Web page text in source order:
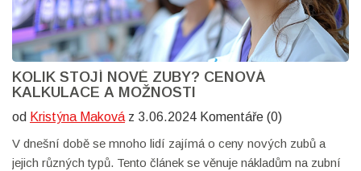
KOLIK STOJÍ NOVÉ ZUBY? CENOVÁ
KALKULACE A MOŽNOSTI
od Kristýna Maková z 3.06.2024 Komentáře (0)
V dnešní době se mnoho lidí zajímá o ceny nových zubů a
jejich různých typů. Tento článek se věnuje nákladům na zubní